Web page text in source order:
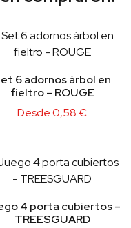
6 adornos árbol en
fieltro – ROUGE
Desde0,58€
4 porta cubiertos –
TREESGUARD